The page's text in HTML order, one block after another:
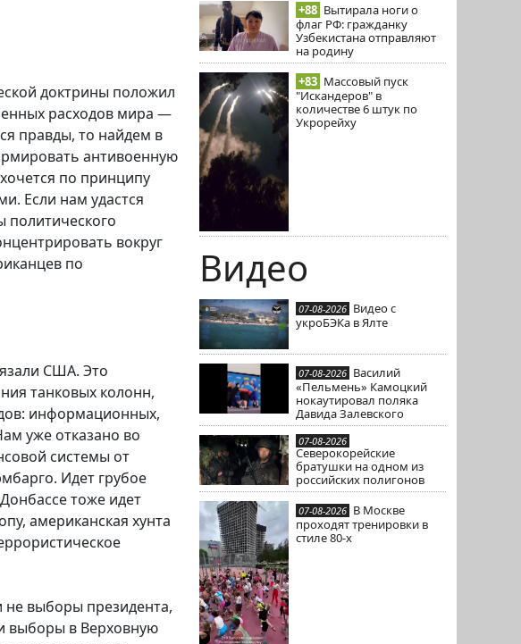
+88 Вытирала ноги о
флаг РФ: гражданку
Узбекистана отправляют
на родину
+83 Массовый пуск
"Искандеров" в
количестве 6 штук по
Укрорейху
Видео
07-08-2026 Видео с
укроБЭКа в Ялте
07-08-2026 Василий
«Пельмень» Камоцкий
нокаутировал поляка
Давида Залевского
07-08-2026
Северокорейские
братушки на одном из
российских полигонов
07-08-2026 В Москве
проходят тренировки в
стиле 80-х
доктрины положил
расходов мира —
правды, то найдем в
антивоенную
по принципу
Если нам удастся
политического
вокруг
по
США. Это
танковых колонн,
информационных,
уже отказано во
системы от
Идет грубое
тоже идет
американская хунта
не выборы президента,
выборы в Верховную